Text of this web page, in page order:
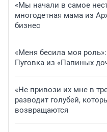
«Мы начали в самое
многодетная мама из
бизнес
«Меня бесила моя
Пуговка из «Папиных
«Не привози их мне в
разводит голубей,
возвращаются